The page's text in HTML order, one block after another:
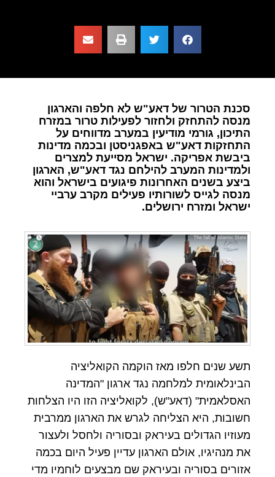
סכנת הטרור של דאע"ש לא חלפה והארגון
מנסה להתחזק ולחזור לפעילות טרור במזרח
התיכון, גורמי מודיעין במערב מדווחים על
התחזקות דאע"ש באפגניסטן ובכמה מדינות
ביבשת אפריקה. ישראל מסייעת למצרים
ולמדינות המערב להילחם נגד דאע"ש, הארגון
ביצע בשנים האחרונות פיגועים בישראל והוא
מנסה לגייס לשורותיו פעילים מקרב ערביי
ישראל ומזרח ירושלים.
תשע שנים חלפו מאז הוקמה הקואליציה
הבינלאומית למלחמה נגד ארגון "המדינה
האסלאמית" (דאע"ש), לקואליציה הזו היו הצלחות
חשובות, היא הצליחה לגרש את הארגון ממרבית
מעוזיו הגדולים בעיראק ובסוריה ולחסל ולעצור
את מנהיגיו, אולם הארגון עדיין פעיל היום בכמה
אזורים בסוריה ובעיראק שם מבצעים לוחמיו מדי